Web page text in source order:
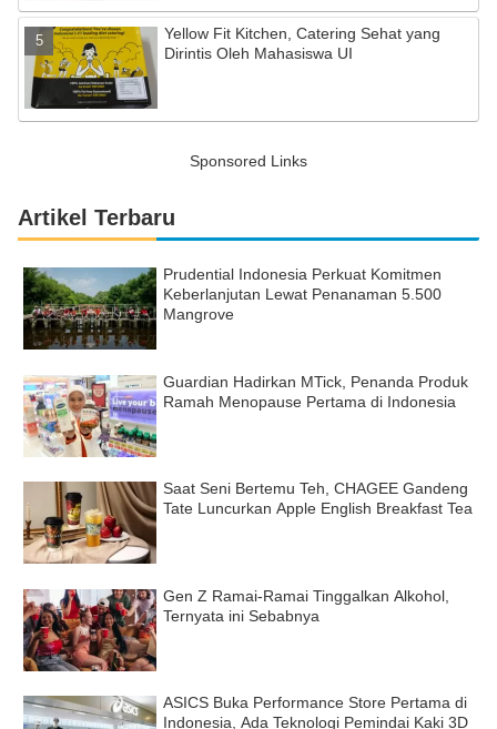
Yellow Fit Kitchen, Catering Sehat yang
Dirintis Oleh Mahasiswa UI
Sponsored Links
Artikel Terbaru
Prudential Indonesia Perkuat Komitmen
Keberlanjutan Lewat Penanaman 5.500
Mangrove
Guardian Hadirkan MTick, Penanda Produk
Ramah Menopause Pertama di Indonesia
Saat Seni Bertemu Teh, CHAGEE Gandeng
Tate Luncurkan Apple English Breakfast Tea
Gen Z Ramai-Ramai Tinggalkan Alkohol,
Ternyata ini Sebabnya
ASICS Buka Performance Store Pertama di
Indonesia, Ada Teknologi Pemindai Kaki 3D